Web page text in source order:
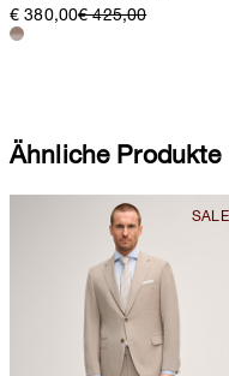
€ 380,00€ 425,00
Ähnliche Produkte